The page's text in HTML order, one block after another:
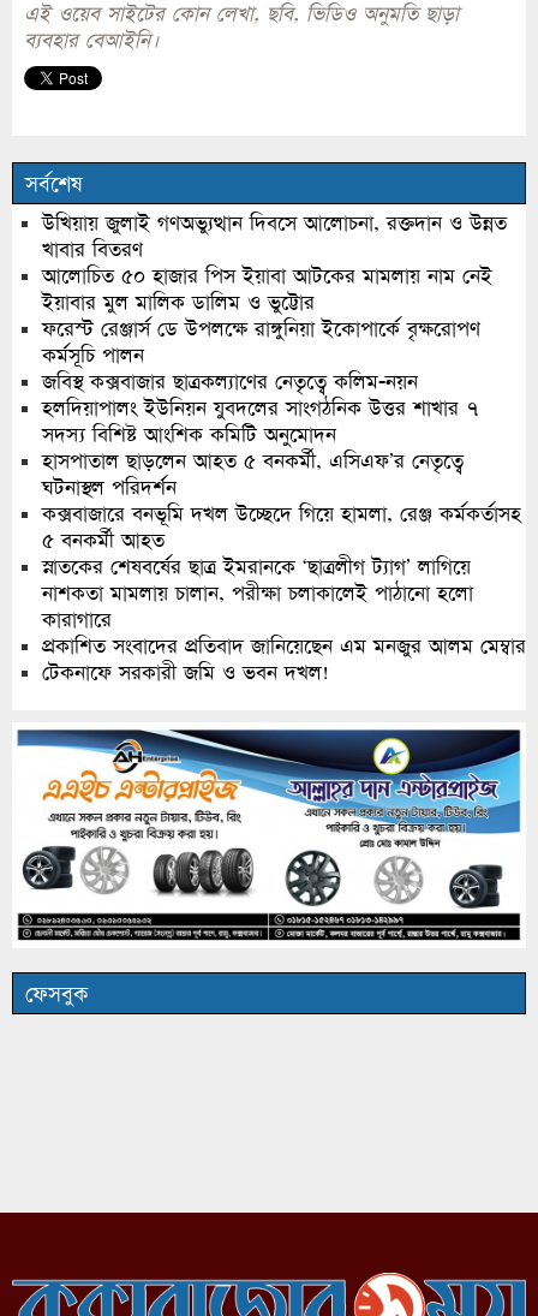
এই ওয়েব সাইটের কোন লেখা, ছবি, ভিডিও অনুমতি ছাড়া
ব্যবহার বেআইনি।
সর্বশেষ
উখিয়ায় জুলাই গণঅভ্যুত্থান দিবসে আলোচনা, রক্তদান ও উন্নত
খাবার বিতরণ
আলোচিত ৫০ হাজার পিস ইয়াবা আটকের মামলায় নাম নেই
ইয়াবার মুল মালিক ডালিম ও ভুট্টোর
ফরেস্ট রেঞ্জার্স ডে উপলক্ষে রাঙ্গুনিয়া ইকোপার্কে বৃক্ষরোপণ
কর্মসূচি পালন
জবিস্থ কক্সবাজার ছাত্রকল্যাণের নেতৃত্বে কলিম-নয়ন
হলদিয়াপালং ইউনিয়ন যুবদলের সাংগঠনিক উত্তর শাখার ৭
সদস্য বিশিষ্ট আংশিক কমিটি অনুমোদন
হাসপাতাল ছাড়লেন আহত ৫ বনকর্মী, এসিএফ’র নেতৃত্বে
ঘটনাস্থল পরিদর্শন
কক্সবাজারে বনভূমি দখল উচ্ছেদে গিয়ে হামলা, রেঞ্জ কর্মকর্তাসহ
৫ বনকর্মী আহত
স্নাতকের শেষবর্ষের ছাত্র ইমরানকে ‘ছাত্রলীগ ট্যাগ’ লাগিয়ে
নাশকতা মামলায় চালান, পরীক্ষা চলাকালেই পাঠানো হলো
কারাগারে
প্রকাশিত সংবাদের প্রতিবাদ জানিয়েছেন এম মনজুর আলম মেম্বার
টেকনাফে সরকারী জমি ও ভবন দখল!
ফেসবুক